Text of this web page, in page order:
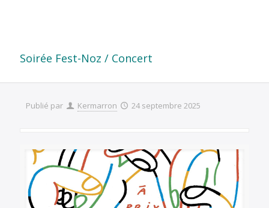
Soirée Fest-Noz / Concert
Publié par Kermarron 24 septembre 2025